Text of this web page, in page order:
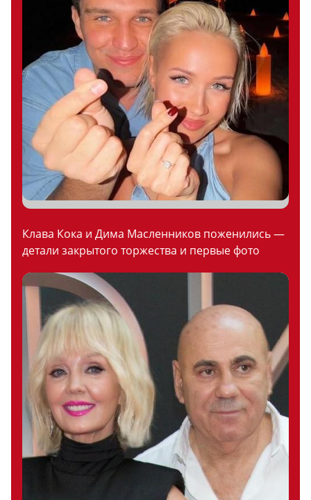
Клава Кока и Дима Масленников поженились —
детали закрытого торжества и первые фото